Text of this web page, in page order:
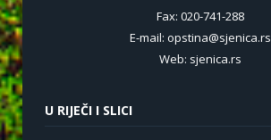
Fax: 020-741-288
E-mail: opstina@sjenica.rs
Web: sjenica.rs
U RIJEČI I SLICI